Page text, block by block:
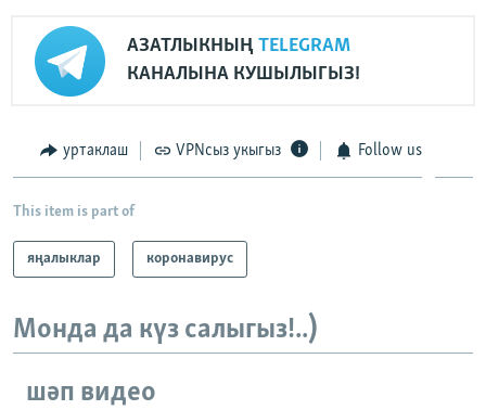
АЗАТЛЫКНЫҢ TELEGRAM
КАНАЛЫНА КУШЫЛЫГЫЗ!
уртаклаш VPNсыз укыгыз Follow us
This item is part of
яңалыклар коронавирус
Монда да күз салыгыз!..)
шәп видео